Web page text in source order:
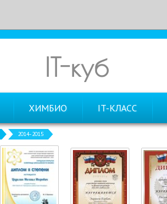
IT-куб
ХИМБИО IT-КЛАСС
2014-2015